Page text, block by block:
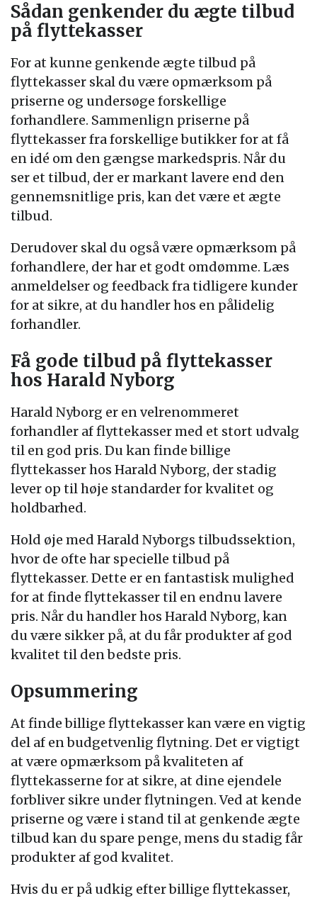
Sådan genkender du ægte tilbud
på flyttekasser
For at kunne genkende ægte tilbud på
flyttekasser skal du være opmærksom på
priserne og undersøge forskellige
forhandlere. Sammenlign priserne på
flyttekasser fra forskellige butikker for at få
en idé om den gængse markedspris. Når du
ser et tilbud, der er markant lavere end den
gennemsnitlige pris, kan det være et ægte
tilbud.
Derudover skal du også være opmærksom på
forhandlere, der har et godt omdømme. Læs
anmeldelser og feedback fra tidligere kunder
for at sikre, at du handler hos en pålidelig
forhandler.
Få gode tilbud på flyttekasser
hos Harald Nyborg
Harald Nyborg er en velrenommeret
forhandler af flyttekasser med et stort udvalg
til en god pris. Du kan finde billige
flyttekasser hos Harald Nyborg, der stadig
lever op til høje standarder for kvalitet og
holdbarhed.
Hold øje med Harald Nyborgs tilbudssektion,
hvor de ofte har specielle tilbud på
flyttekasser. Dette er en fantastisk mulighed
for at finde flyttekasser til en endnu lavere
pris. Når du handler hos Harald Nyborg, kan
du være sikker på, at du får produkter af god
kvalitet til den bedste pris.
Opsummering
At finde billige flyttekasser kan være en vigtig
del af en budgetvenlig flytning. Det er vigtigt
at være opmærksom på kvaliteten af
flyttekasserne for at sikre, at dine ejendele
forbliver sikre under flytningen. Ved at kende
priserne og være i stand til at genkende ægte
tilbud kan du spare penge, mens du stadig får
produkter af god kvalitet.
Hvis du er på udkig efter billige flyttekasser,